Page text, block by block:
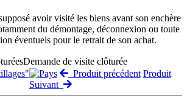
avoir visité les biens avant son enchère
du démontage, déconnexion ou toute
éventuels pour le retrait de son achat.
Demande de visite clôturée
Produit précédent Produit
Suivant